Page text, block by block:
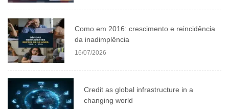
Como em 2016: crescimento e reincidência
da inadimplência
16/07/2026
Credit as global infrastructure in a
changing world